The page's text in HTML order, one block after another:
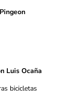
Luis Ocaña
bicicletas